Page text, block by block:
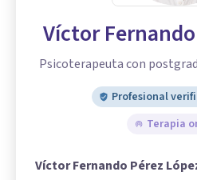
Víctor
Psicoterapeuta con
Profesional
Terapia
Víctor Fernando Pérez